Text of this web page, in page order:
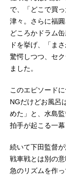
で、「どこで買
津々。さらに福
どころかドラム
ドを挙げ、「ま
驚愕しつつ、セ
ました。
このエピソード
NGだけどお風呂
めた」と、水島
拍手が起こる一幕
続いて下田監督
戦車戦とは別の
急のリズムを作